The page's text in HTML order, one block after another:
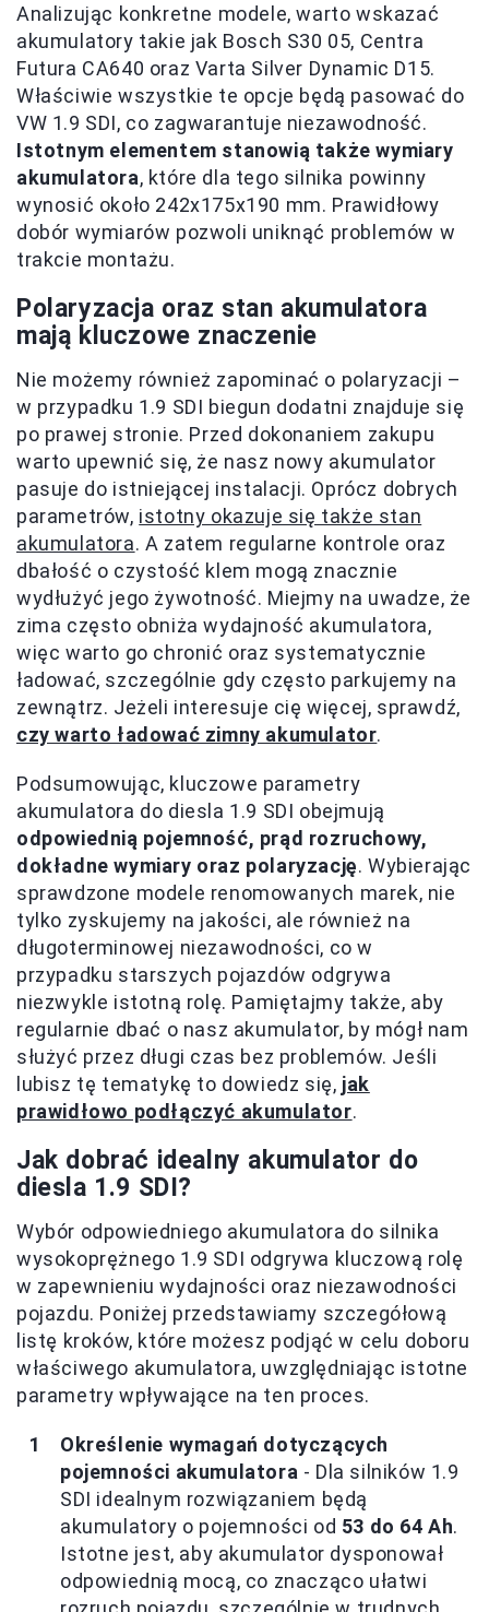
Analizując konkretne modele, warto wskazać
akumulatory takie jak Bosch S30 05, Centra
Futura CA640 oraz Varta Silver Dynamic D15.
Właściwie wszystkie te opcje będą pasować do
VW 1.9 SDI, co zagwarantuje niezawodność.
Istotnym elementem stanowią także wymiary
akumulatora, które dla tego silnika powinny
wynosić około 242x175x190 mm. Prawidłowy
dobór wymiarów pozwoli uniknąć problemów w
trakcie montażu.
Polaryzacja oraz stan akumulatora
mają kluczowe znaczenie
Nie możemy również zapominać o polaryzacji –
w przypadku 1.9 SDI biegun dodatni znajduje się
po prawej stronie. Przed dokonaniem zakupu
warto upewnić się, że nasz nowy akumulator
pasuje do istniejącej instalacji. Oprócz dobrych
parametrów, istotny okazuje się także stan
akumulatora. A zatem regularne kontrole oraz
dbałość o czystość klem mogą znacznie
wydłużyć jego żywotność. Miejmy na uwadze, że
zima często obniża wydajność akumulatora,
więc warto go chronić oraz systematycznie
ładować, szczególnie gdy często parkujemy na
zewnątrz. Jeżeli interesuje cię więcej, sprawdź,
czy warto ładować zimny akumulator.
Podsumowując, kluczowe parametry
akumulatora do diesla 1.9 SDI obejmują
odpowiednią pojemność, prąd rozruchowy,
dokładne wymiary oraz polaryzację. Wybierając
sprawdzone modele renomowanych marek, nie
tylko zyskujemy na jakości, ale również na
długoterminowej niezawodności, co w
przypadku starszych pojazdów odgrywa
niezwykle istotną rolę. Pamiętajmy także, aby
regularnie dbać o nasz akumulator, by mógł nam
służyć przez długi czas bez problemów. Jeśli
lubisz tę tematykę to dowiedz się, jak
prawidłowo podłączyć akumulator.
Jak dobrać idealny akumulator do
diesla 1.9 SDI?
Wybór odpowiedniego akumulatora do silnika
wysokoprężnego 1.9 SDI odgrywa kluczową rolę
w zapewnieniu wydajności oraz niezawodności
pojazdu. Poniżej przedstawiamy szczegółową
listę kroków, które możesz podjąć w celu doboru
właściwego akumulatora, uwzględniając istotne
parametry wpływające na ten proces.
Określenie wymagań dotyczących
pojemności akumulatora - Dla silników 1.9
SDI idealnym rozwiązaniem będą
akumulatory o pojemności od 53 do 64 Ah.
Istotne jest, aby akumulator dysponował
odpowiednią mocą, co znacząco ułatwi